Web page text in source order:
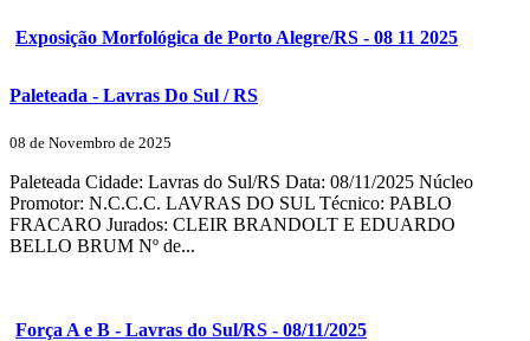
Exposição Morfológica de Porto Alegre/RS - 08 11 2025
Paleteada - Lavras Do Sul / RS
08 de Novembro de 2025
Paleteada Cidade: Lavras do Sul/RS Data: 08/11/2025 Núcleo
Promotor: N.C.C.C. LAVRAS DO SUL Técnico: PABLO
FRACARO Jurados: CLEIR BRANDOLT E EDUARDO
BELLO BRUM Nº de...
Força A e B - Lavras do Sul/RS - 08/11/2025